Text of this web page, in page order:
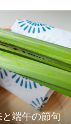
端午の節句